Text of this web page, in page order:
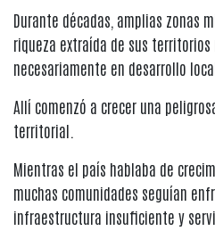
Durante décadas, amplias zonas
riqueza extraída de sus
necesariamente en desarrollo
Allí comenzó a crecer una
territorial.
Mientras el país hablaba de
muchas comunidades seguían
infraestructura insuficiente y